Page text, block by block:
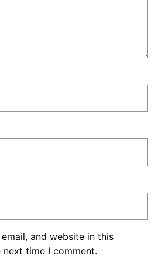
and website in this
time I comment.